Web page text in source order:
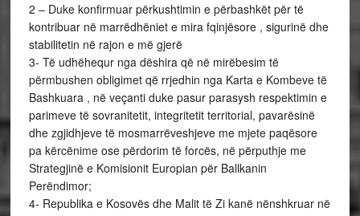
2 – Duke konfirmuar përkushtimin e përbashkët për të
kontribuar në marrëdhëniet e mira fqinjësore , sigurinë dhe
stabilitetin në rajon e më gjerë
3- Të udhëhequr nga dëshira që në mirëbesim të
përmbushen obligimet që rrjedhin nga Karta e Kombeve të
Bashkuara , në veçanti duke pasur parasysh respektimin e
parimeve të sovranitetit, integritetit territorial, pavarësinë
dhe zgjidhjeve të mosmarrëveshjeve me mjete paqësore
pa kërcënime ose përdorim të forcës, në përputhje me
Strategjinë e Komisionit Europian për Ballkanin
Perëndimor;
4- Republika e Kosovës dhe Malit të Zi kanë nënshkruar në